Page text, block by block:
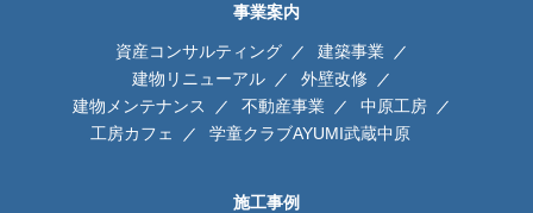
事業案内
資産コンサルティング
建築事業
建物リニューアル
外壁改修
建物メンテナンス
不動産事業
中原工房
工房カフェ
学童クラブAYUMI武蔵中原
施工事例